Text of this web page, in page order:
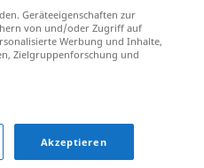
"Muss"
Geräteeigenschaften zur
von und/oder Zugriff auf
Werbung und Inhalte,
Zielgruppenforschung und
Akzeptieren